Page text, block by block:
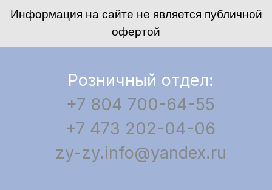
Информация на сайте не является публичной
офертой
Розничный отдел:
+7 804 700-64-55
+7 473 202-04-06
zy-zy.info@yandex.ru